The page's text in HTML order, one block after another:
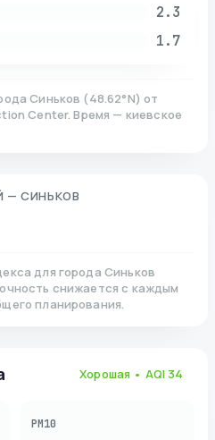
2.3
1.7
Синьков (48.62°N)от
Center. Время — киевское
— СИНЬКОВ
для города Синьков
снижается с каждым
планирования.
Хорошая • AQI 34
PM10